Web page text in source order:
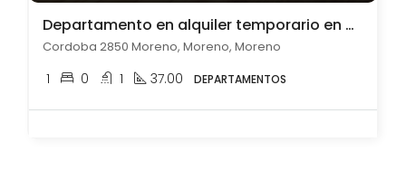
Departamento en alquiler temporario en Moreno
Cordoba 2850 Moreno, Moreno, Moreno
1 0 1 37.00 DEPARTAMENTOS